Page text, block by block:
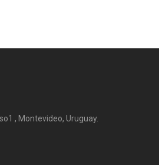
, Montevideo, Uruguay.